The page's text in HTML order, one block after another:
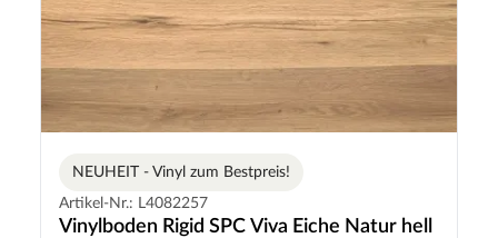
NEUHEIT - Vinyl zum Bestpreis!
Artikel-Nr.: L4082257
Vinylboden Rigid SPC Viva Eiche Natur hell